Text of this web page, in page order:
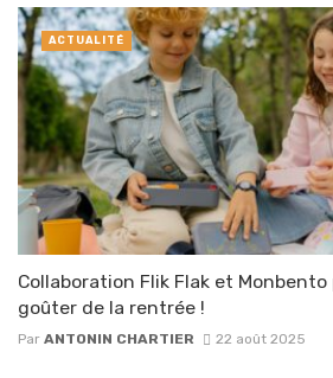
Collaboration Flik Flak et
goûter de la rentrée !
Par ANTONIN CHARTIER 22 août 2025
ACTUALITÉ